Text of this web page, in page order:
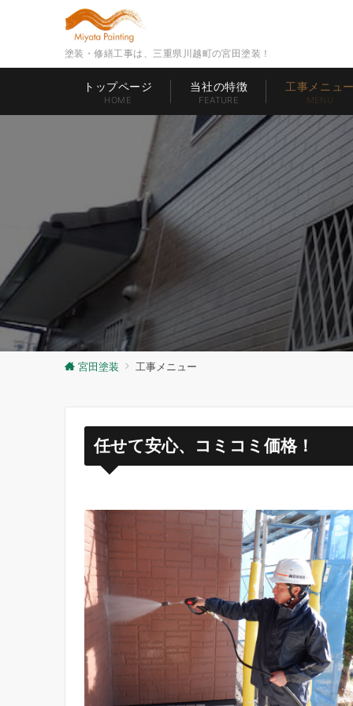
塗装・修繕工事は、三重県川越町の宮田塗装！
トップページ
HOME
当社の特徴
FEATURE
工事メニュ
MENU
宮田塗装 工事メニュー
任せて安心、コミコミ価格！